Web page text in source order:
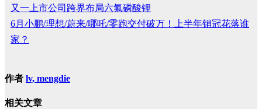
又一上市公司跨界布局六氟磷酸锂
6月小鹏/理想/蔚来/哪吒/零跑交付破万！上半年销冠花落谁
家？
作者 lv, mengdie
相关文章